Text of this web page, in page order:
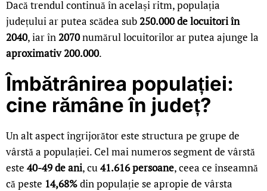
Dacă trendul continuă în același ritm, populația
județului ar putea scădea sub250.000 de locuitori în
2040, iar în2070numărul locuitorilor ar putea ajunge la
aproximativ 200.000.
Îmbătrânirea populației:
cine rămâne în județ?
Un alt aspect îngrijorător este structura pe grupe de
vârstă a populației. Cel mai numeros segment de vârstă
este 40-49 de ani, cu41.616 persoane, ceea ce înseamnă
că peste 14,68%din populație se apropie de vârsta